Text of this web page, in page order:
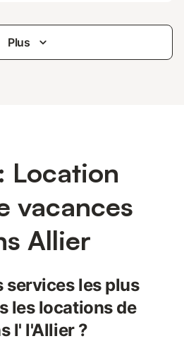
Plus
Location
vacances
Allier
services les plus
les locations de
l' l'Allier ?